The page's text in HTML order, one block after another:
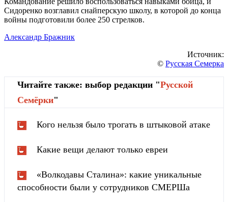
Сидоренко возглавил снайперскую школу, в которой до конца
войны подготовили более 250 стрелков.
Александр Бражник
Источник:
© Русская Семерка
Читайте также: выбор редакции "Русской
Cемёрки"
Кого нельзя было трогать в штыковой атаке
Какие вещи делают только евреи
«Волкодавы Сталина»: какие уникальные
способности были у сотрудников СМЕРШа